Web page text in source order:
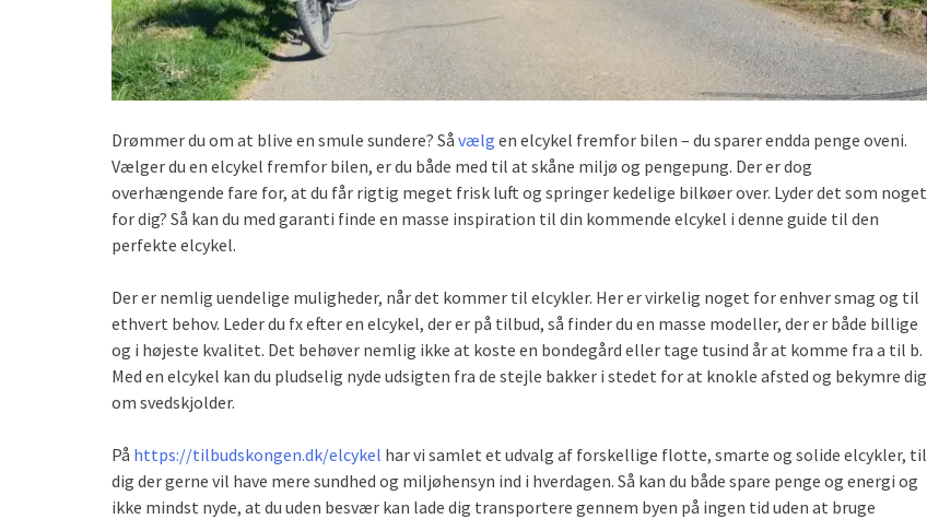
Drømmer du om at blive en smule sundere? Så vælg en elcykel fremfor bilen – du sparer endda penge oveni.
Vælger du en elcykel fremfor bilen, er du både med til at skåne miljø og pengepung. Der er dog
overhængende fare for, at du får rigtig meget frisk luft og springer kedelige bilkøer over. Lyder det som noget
for dig? Så kan du med garanti finde en masse inspiration til din kommende elcykel i denne guide til den
perfekte elcykel.
Der er nemlig uendelige muligheder, når det kommer til elcykler. Her er virkelig noget for enhver smag og til
ethvert behov. Leder du fx efter en elcykel, der er på tilbud, så finder du en masse modeller, der er både billige
og i højeste kvalitet. Det behøver nemlig ikke at koste en bondegård eller tage tusind år at komme fra a til b.
Med en elcykel kan du pludselig nyde udsigten fra de stejle bakker i stedet for at knokle afsted og bekymre dig
om svedskjolder.
På https://tilbudskongen.dk/elcykel har vi samlet et udvalg af forskellige flotte, smarte og solide elcykler, til
dig der gerne vil have mere sundhed og miljøhensyn ind i hverdagen. Så kan du både spare penge og energi og
ikke mindst nyde, at du uden besvær kan lade dig transportere gennem byen på ingen tid uden at bruge